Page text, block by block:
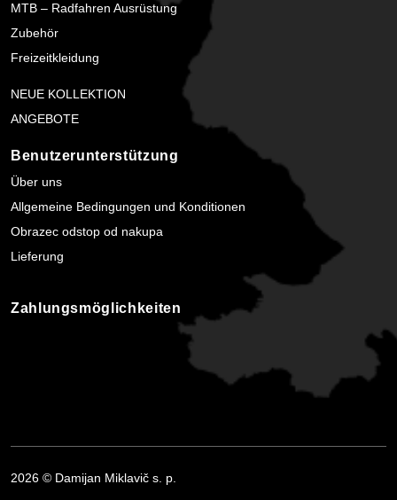
MTB – Radfahren Ausrüstung
Zubehör
Freizeitkleidung
NEUE KOLLEKTION
ANGEBOTE
Benutzerunterstützung
Über uns
Allgemeine Bedingungen und Konditionen
Obrazec odstop od nakupa
Lieferung
Zahlungsmöglichkeiten
2026 © Damijan Miklavič s. p.